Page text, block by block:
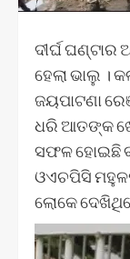
ଦୀର୍ଘ
ହେଲା ଭାଲୁ ।
ଜୟପାଟଣା
ଧରି ଆତଙ୍କ
ସଫଳ ହୋଇଛି
ଓଏଚପିସି
ଲୋକେ